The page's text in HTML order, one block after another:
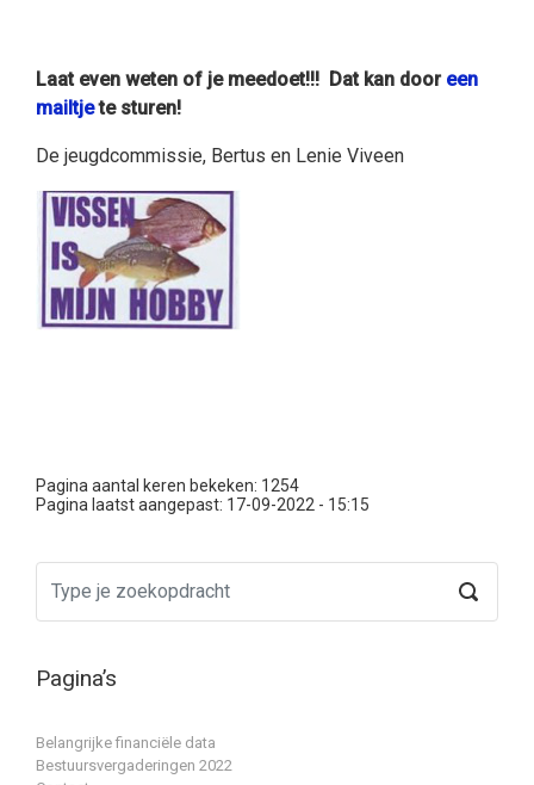
Laat even weten of je meedoet!!! Dat kan door een
mailtjete sturen!
De jeugdcommissie, Bertus en Lenie Viveen
Pagina aantal keren bekeken: 1254
Pagina laatst aangepast: 17-09-2022 - 15:15
Pagina’s
Belangrijke financiële data
Bestuursvergaderingen 2022